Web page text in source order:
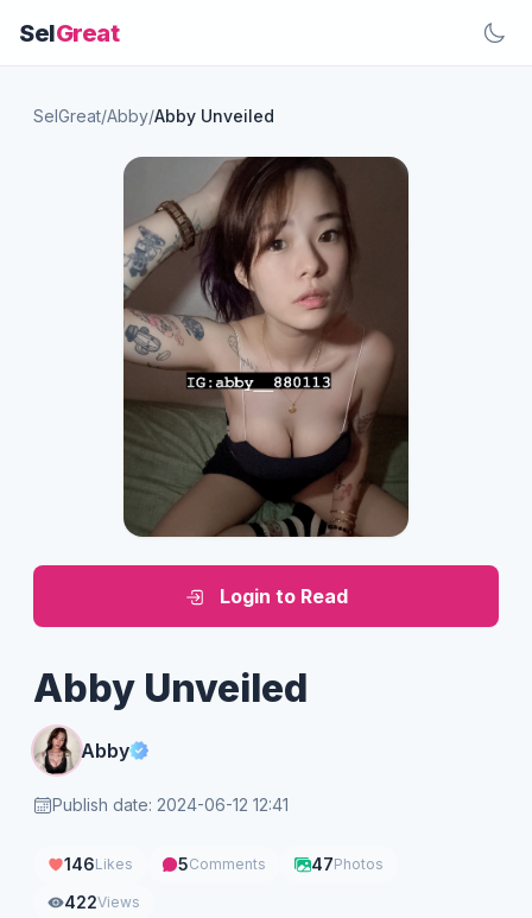
SelGreat
SelGreat/Abby/Abby Unveiled
Login to Read
Abby Unveiled
Abby
Publish date: 2024-06-12 12:41
146Likes 5Comments 47Photos
422Views